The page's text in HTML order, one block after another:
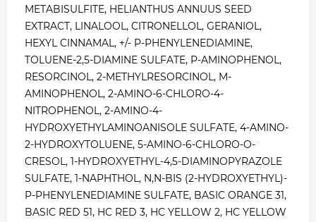
METABISULFITE, HELIANTHUS ANNUUS SEED
EXTRACT, LINALOOL, CITRONELLOL, GERANIOL,
HEXYL CINNAMAL, +/- P-PHENYLENEDIAMINE,
TOLUENE-2,5-DIAMINE SULFATE, P-AMINOPHENOL,
RESORCINOL, 2-METHYLRESORCINOL, M-
AMINOPHENOL, 2-AMINO-6-CHLORO-4-
NITROPHENOL, 2-AMINO-4-
HYDROXYETHYLAMINOANISOLE SULFATE, 4-AMINO-
2-HYDROXYTOLUENE, 5-AMINO-6-CHLORO-O-
CRESOL, 1-HYDROXYETHYL-4,5-DIAMINOPYRAZOLE
SULFATE, 1-NAPHTHOL, N,N-BIS (2-HYDROXYETHYL)-
P-PHENYLENEDIAMINE SULFATE, BASIC ORANGE 31,
BASIC RED 51, HC RED 3, HC YELLOW 2, HC YELLOW